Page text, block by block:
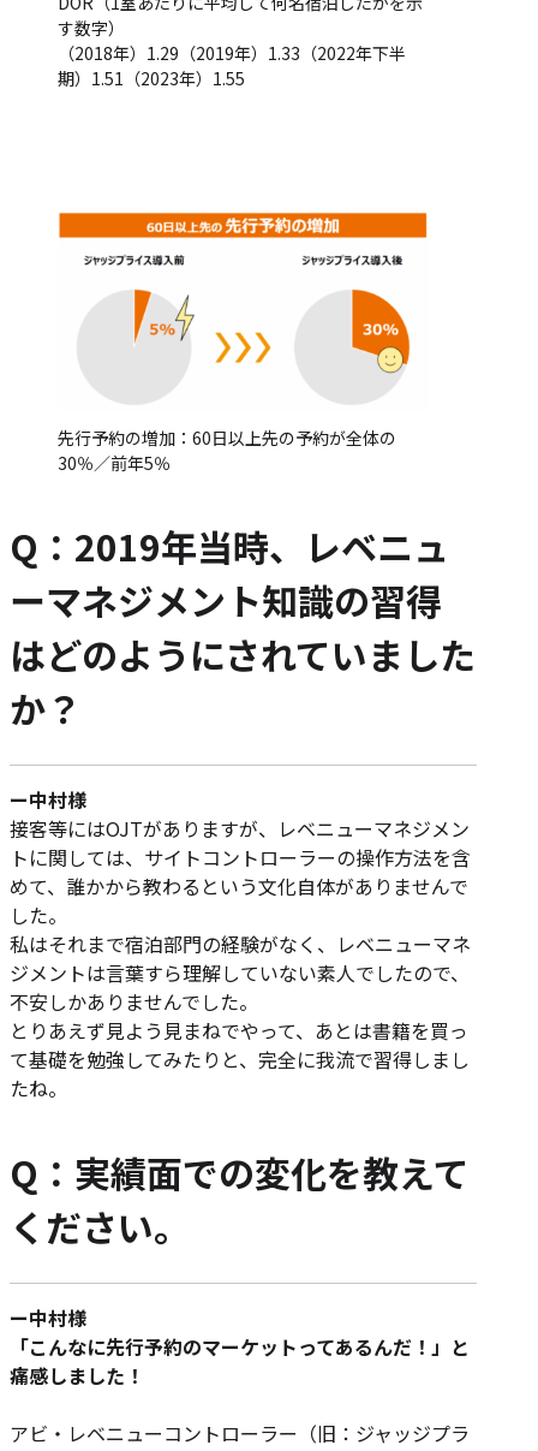
す数字）
（2018年）1.29（2019年）1.33（2022年下半
期）1.51（2023年）1.55
先行予約の増加：60日以上先の予約が全体の
30％／前年5％
Q：2019年当時、レベニュ
ーマネジメント知識の習得
はどのようにされていました
か？
ー中村様
接客等にはOJTがありますが、レベニューマネジメン
トに関しては、サイトコントローラーの操作方法を含
めて、誰かから教わるという文化自体がありませんで
した。
私はそれまで宿泊部門の経験がなく、レベニューマネ
ジメントは言葉すら理解していない素人でしたので、
不安しかありませんでした。
とりあえず見よう見まねでやって、あとは書籍を買っ
て基礎を勉強してみたりと、完全に我流で習得しまし
たね。
Q：実績面での変化を教えて
ください。
ー中村様
「こんなに先行予約のマーケットってあるんだ！」と
痛感しました！
アビ・レベニューコントローラー（旧：ジャッジプラ